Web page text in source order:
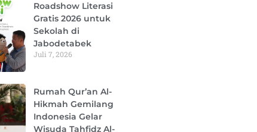
Roadshow Literasi
Gratis 2026 untuk
Sekolah di
Jabodetabek
Juli 7, 2026
Rumah Qur’an Al-
Hikmah Gemilang
Indonesia Gelar
Wisuda Tahfidz Al-